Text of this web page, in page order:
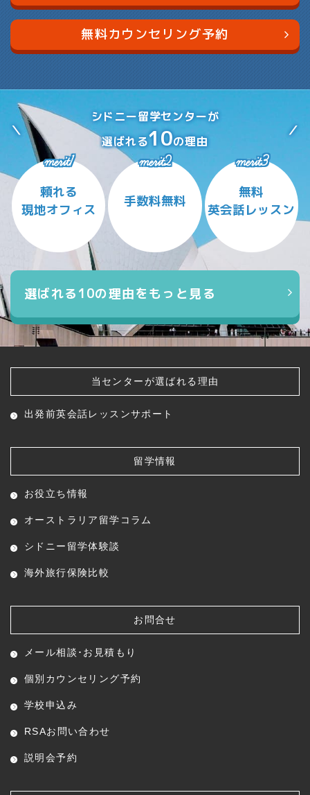
無料カウンセリング予約
シドニー留学センターが
選ばれる10の理由
merit1
頼れる
現地オフィス
merit2
手数料無料
merit3
無料
英会話レッスン
選ばれる10の理由をもっと見る
当センターが選ばれる理由
出発前英会話レッスンサポート
留学情報
お役立ち情報
オーストラリア留学コラム
シドニー留学体験談
海外旅行保険比較
お問合せ
メール相談･お見積もり
個別カウンセリング予約
学校申込み
RSAお問い合わせ
説明会予約